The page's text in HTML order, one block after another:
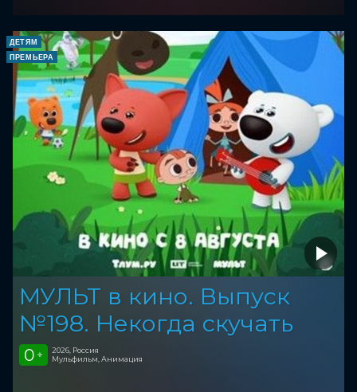
ДЕТЯМ
ПРЕМЬЕРА
МУЛЬТ в кино. Выпуск
№198. Некогда скучать
0 +
2026, Россия
Мульфильм, Анимация